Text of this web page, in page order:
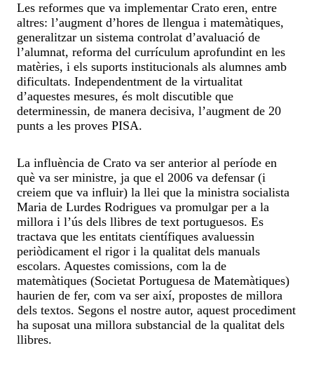
Les reformes que va implementar Crato eren, entre
altres: l’augment d’hores de llengua i matemàtiques,
generalitzar un sistema controlat d’avaluació de
l’alumnat, reforma del currículum aprofundint en les
matèries, i els suports institucionals als alumnes amb
dificultats. Independentment de la virtualitat
d’aquestes mesures, és molt discutible que
determinessin, de manera decisiva, l’augment de 20
punts a les proves PISA.
La influència de Crato va ser anterior al període en
què va ser ministre, ja que el 2006 va defensar (i
creiem que va influir) la llei que la ministra socialista
Maria de Lurdes Rodrigues va promulgar per a la
millora i l’ús dels llibres de text portuguesos. Es
tractava que les entitats científiques avaluessin
periòdicament el rigor i la qualitat dels manuals
escolars. Aquestes comissions, com la de
matemàtiques (Societat Portuguesa de Matemàtiques)
haurien de fer, com va ser així, propostes de millora
dels textos. Segons el nostre autor, aquest procediment
ha suposat una millora substancial de la qualitat dels
llibres.